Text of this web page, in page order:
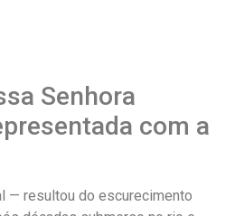
Senhora
com a
— resultou do escurecimento